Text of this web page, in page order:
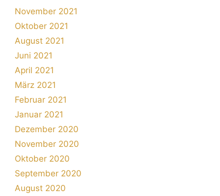
November 2021
Oktober 2021
August 2021
Juni 2021
April 2021
März 2021
Februar 2021
Januar 2021
Dezember 2020
November 2020
Oktober 2020
September 2020
August 2020